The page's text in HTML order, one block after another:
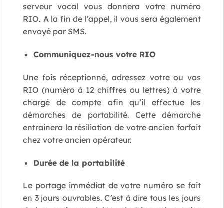
serveur vocal vous donnera votre numéro
RIO. A la fin de l’appel, il vous sera également
envoyé par SMS.
Communiquez-nous votre RIO
Une fois réceptionné, adressez votre ou vos
RIO (numéro à 12 chiffres ou lettres) à votre
chargé de compte afin qu’il effectue les
démarches de portabilité. Cette démarche
entrainera la résiliation de votre ancien forfait
chez votre ancien opérateur.
Durée de la portabilité
Le portage immédiat de votre numéro se fait
en 3 jours ouvrables. C’est à dire tous les jours